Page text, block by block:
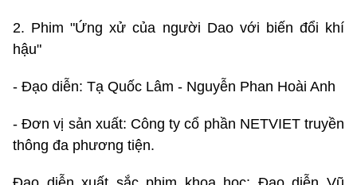
2. Phim "Ứng xử của người Dao với biến đổi khí
hậu"
- Đạo diễn: Tạ Quốc Lâm - Nguyễn Phan Hoài Anh
- Đơn vị sản xuất: Công ty cổ phần NETVIET truyền
thông đa phương tiện.